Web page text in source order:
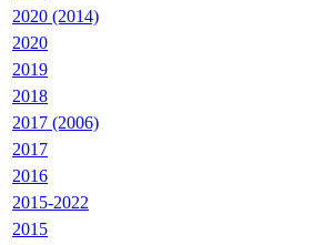
2020 (2014)
2020
2019
2018
2017 (2006)
2017
2016
2015-2022
2015